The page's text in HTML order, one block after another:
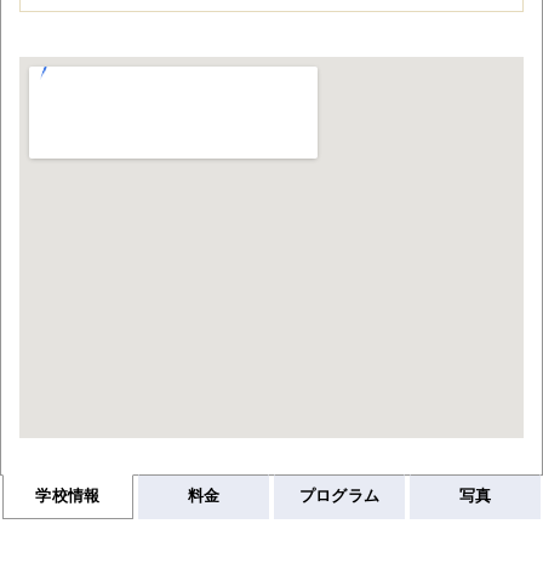
学校情報 料金 プログラム 写真